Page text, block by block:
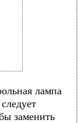
лампа
заменить